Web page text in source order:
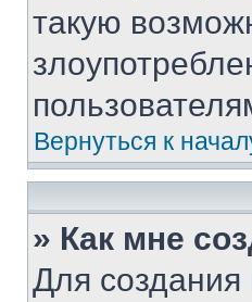
такую
Вернуться к
» Как мне
Для